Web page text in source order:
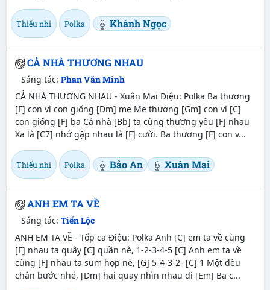
Thiếu nhi Polka Khánh Ngọc
CẢ NHÀ THƯƠNG NHAU
Sáng tác: Phan Văn Minh
CẢ NHÀ THƯƠNG NHAU - Xuân Mai Điệu: Polka Ba thương
[F] con vì con giống [Dm] mẹ Mẹ thương [Gm] con vì [C]
con giống [F] ba Cả nhà [Bb] ta cùng thương yêu [F] nhau
Xa là [C7] nhớ gặp nhau là [F] cười. Ba thương [F] con v...
Thiếu nhi Polka Bảo An Xuân Mai
ANH EM TA VỀ
Sáng tác: Tiến Lộc
ANH EM TA VỀ - Tốp ca Điệu: Polka Anh [C] em ta về cùng
[F] nhau ta quây [C] quần nè, 1-2-3-4-5 [C] Anh em ta về
cùng [F] nhau ta sum họp nè, [G] 5-4-3-2- [C] 1 Một đều
chân bước nhé, [Dm] hai quay nhìn nhau đi [Em] Ba c...